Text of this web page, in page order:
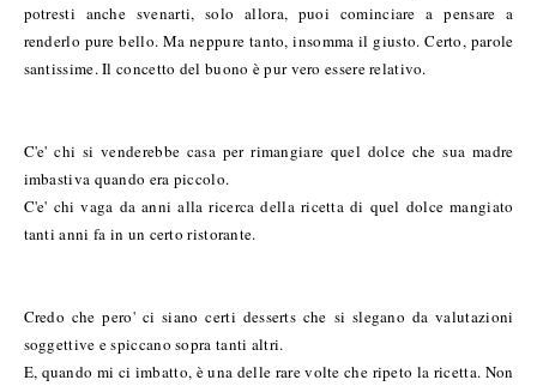
potresti anche svenarti, solo allora, puoi cominciare a pensare a
renderlo pure bello. Ma neppure tanto, insomma il giusto. Certo, parole
santissime. Il concetto del buono è pur vero essere relativo.
C'e' chi si venderebbe casa per rimangiare quel dolce che sua madre
imbastiva quando era piccolo.
C'e' chi vaga da anni alla ricerca della ricetta di quel dolce mangiato
tanti anni fa in un certo ristorante.
Credo che pero' ci siano certi desserts che si slegano da valutazioni
soggettive e spiccano sopra tanti altri.
E, quando mi ci imbatto, è una delle rare volte che ripeto la ricetta. Non